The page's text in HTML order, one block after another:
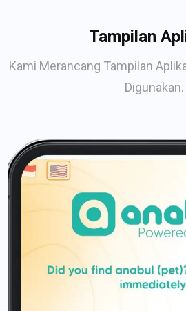
Tampilan
Kami Merancang Tampilan
Digunakan.